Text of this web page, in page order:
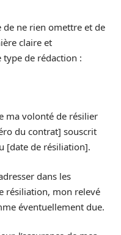
de ne rien omettre et de
claire et
de rédaction :
ma volonté de résilier
du contrat] souscrit
[date de résiliation].
dans les
résiliation, mon relevé
éventuellement due.